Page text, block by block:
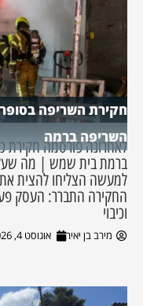
חקירת השריפה
השריפה ברמה
לאחרונה פורסמה חקירת
ברמת בית שמש | מה
למעשה הצליחו להצית
החקירה התברר: העסק
וכיבוי
מירב בן יאיר אוגוסט 4, 2026